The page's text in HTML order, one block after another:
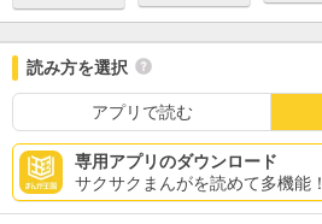
読み方を選択
アプリで読む
専用アプリのダウンロード
サクサクまんがを読めて多機能！